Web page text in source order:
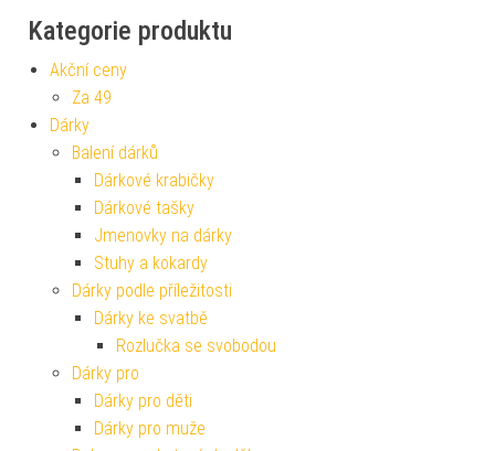
Kategorie produktu
Akční ceny
Za 49
Dárky
Balení dárků
Dárkové krabičky
Dárkové tašky
Jmenovky na dárky
Stuhy a kokardy
Dárky podle příležitosti
Dárky ke svatbě
Rozlučka se svobodou
Dárky pro
Dárky pro děti
Dárky pro muže